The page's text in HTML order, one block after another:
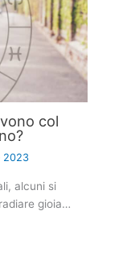
col
2023
alcuni si
gioia…